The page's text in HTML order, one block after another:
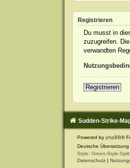
Registrieren
Du musst in
zuzugreifen.
verwandten
Registrieren
Sudden-Strike-
Powered by phpBB®
Deutsche Übersetzung
Style: Green-Style-
Datenschutz |